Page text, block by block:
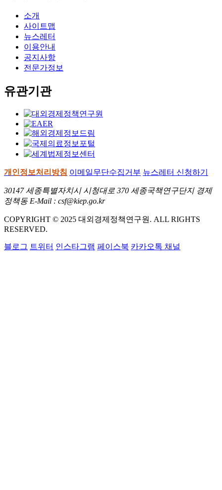
소개
사이트맵
뉴스레터
이용안내
공지사항
전문가정보
유관기관
개인정보처리방침 이메일무단수집거부 뉴스레터 신청하기
30147 세종특별자치시 시청대로 370 세종국책연구단지 경제
정책동 E-Mail : csf@kiep.go.kr
COPYRIGHT © 2025 대외경제정책연구원. ALL RIGHTS
RESERVED.
블로그 트위터 인스타그램 페이스북 카카오톡 채널